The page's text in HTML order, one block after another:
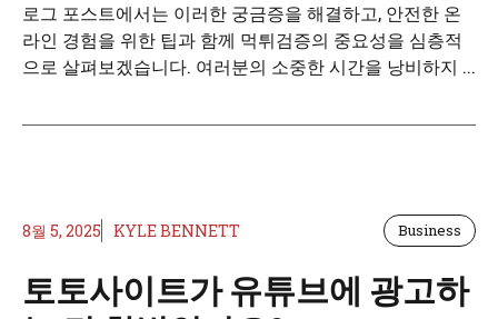
로그 포스트에서는 이러한 궁금증을 해결하고, 안전한 온
라인 경험을 위한 팁과 함께 먹튀검증의 중요성을 심층적
으로 살펴보겠습니다. 여러분의 소중한 시간을 낭비하지 ...
8월 5, 2025 KYLE BENNETT Business
토토사이트가 유튜브에 광고하